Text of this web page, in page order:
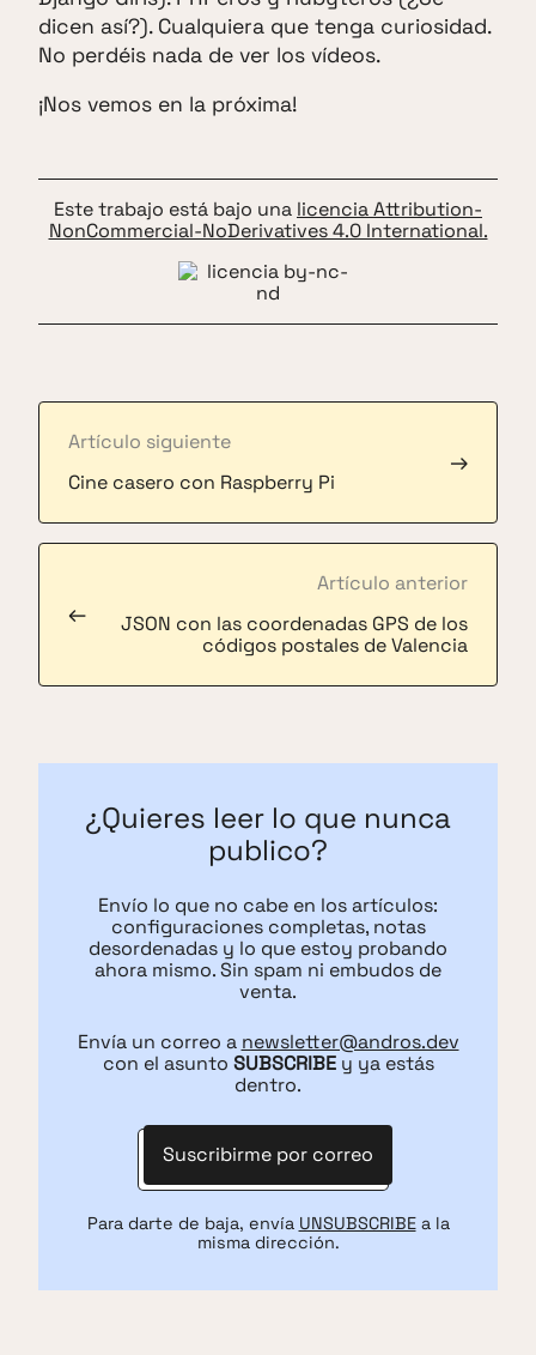
dicen así?). Cualquiera que tenga curiosidad.
No perdéis nada de ver los vídeos.
¡Nos vemos en la próxima!
Este trabajo está bajo una licencia Attribution-
NonCommercial-NoDerivatives 4.0 International.
Artículo anterior
JSON con las coordenadas GPS de los
códigos postales de Valencia
←
Artículo siguiente
Cine casero con Raspberry Pi
→
¿Quieres leer lo que nunca
publico?
Envío lo que no cabe en los artículos:
configuraciones completas, notas
desordenadas y lo que estoy probando
ahora mismo. Sin spam ni embudos de
venta.
Envía un correo a newsletter@andros.dev
con el asunto SUBSCRIBEy ya estás
dentro.
Suscribirme por correo
Para darte de baja, envía UNSUBSCRIBEa la
misma dirección.